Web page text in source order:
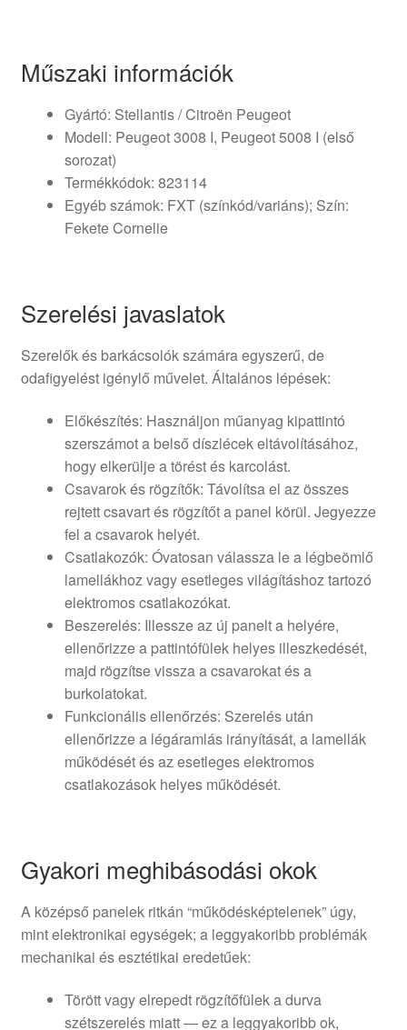
Műszaki információk
Gyártó: Stellantis / Citroën Peugeot
Modell: Peugeot 3008 I, Peugeot 5008 I (első
sorozat)
Termékkódok: 823114
Egyéb számok: FXT (színkód/variáns); Szín:
Fekete Cornelie
Szerelési javaslatok
Szerelők és barkácsolók számára egyszerű, de
odafigyelést igénylő művelet. Általános lépések:
Előkészítés: Használjon műanyag kipattintó
szerszámot a belső díszlécek eltávolításához,
hogy elkerülje a törést és karcolást.
Csavarok és rögzítők: Távolítsa el az összes
rejtett csavart és rögzítőt a panel körül. Jegyezze
fel a csavarok helyét.
Csatlakozók: Óvatosan válassza le a légbeömlő
lamellákhoz vagy esetleges világításhoz tartozó
elektromos csatlakozókat.
Beszerelés: Illessze az új panelt a helyére,
ellenőrizze a pattintófülek helyes illeszkedését,
majd rögzítse vissza a csavarokat és a
burkolatokat.
Funkcionális ellenőrzés: Szerelés után
ellenőrizze a légáramlás irányítását, a lamellák
működését és az esetleges elektromos
csatlakozások helyes működését.
Gyakori meghibásodási okok
A középső panelek ritkán “működésképtelenek” úgy,
mint elektronikai egységek; a leggyakoribb problémák
mechanikai és esztétikai eredetűek:
Törött vagy elrepedt rögzítőfülek a durva
szétszerelés miatt — ez a leggyakoribb ok,